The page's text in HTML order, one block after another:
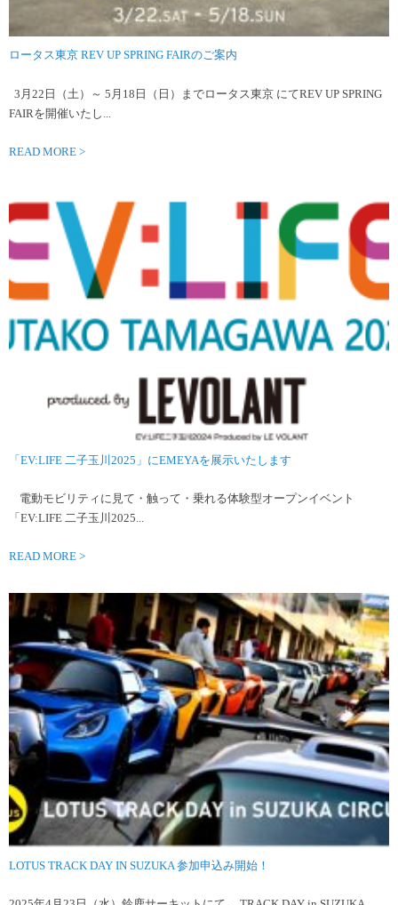
ロータス東京 REV UP SPRING FAIRのご案内
3月22日（土）～ 5月18日（日）までロータス東京 にてREV UP SPRING
FAIRを開催いたし...
READ MORE >
「EV:LIFE 二子玉川2025」にEMEYAを展示いたします
電動モビリティに見て・触って・乗れる体験型オープンイベント
「EV:LIFE 二子玉川2025...
READ MORE >
LOTUS TRACK DAY IN SUZUKA 参加申込み開始！